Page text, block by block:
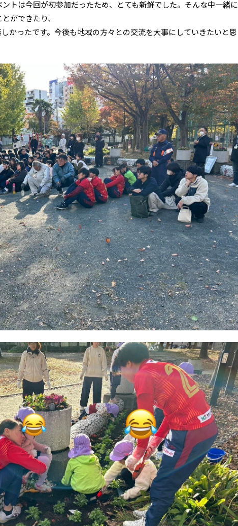
トは今回が初参加だったため、とても新鮮でした。そんな中一緒に
ができたり、
かったです。今後も地域の方々との交流を大事にしていきたいと思